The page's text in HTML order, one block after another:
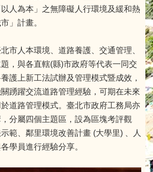
人為本」之無障礙人行環境及緩和熱
」計畫。
市人本環境、道路養護、交通管理、
，與各直轄(縣)市政府等代表一同交
護上新工法試辦及管理模式暨成效，
踴躍交流道路管理經驗，可期在未來
道路管理模式。臺北市政府工務局亦
分屬四個主題區，設為區塊考評觀
範、鄰里環境改善計畫 (大學里) 、人
學員進行經驗分享。